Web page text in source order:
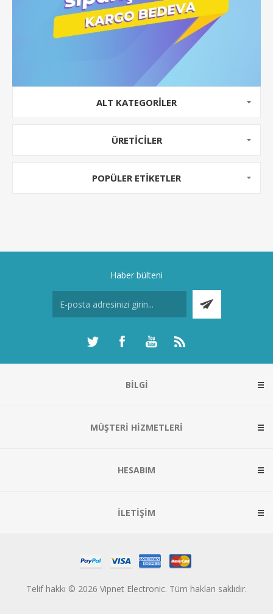
ALT KATEGORILER
ÜRETICILER
POPÜLER ETIKETLER
Haber bülteni
BILGI
MÜŞTERI HIZMETLERI
HESABIM
İLETIŞIM
Telif hakkı © 2026 Vipnet Electronic. Tüm hakları saklıdır.